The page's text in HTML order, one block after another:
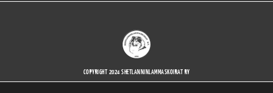
COPYRIGHT 2024 SHETLANNINLAMMASKOIRAT RY